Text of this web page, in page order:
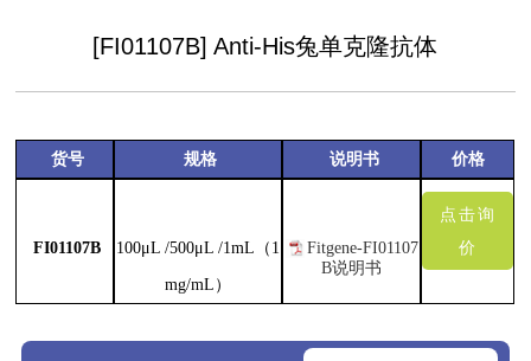
[FI01107B] Anti-His兔单克隆抗体
货号 规格 说明书 价格
FI01107B 100μL /500μL /1mL（ 1
mg/mL）
Fitgene-FI01107
B说明书
点击询
价